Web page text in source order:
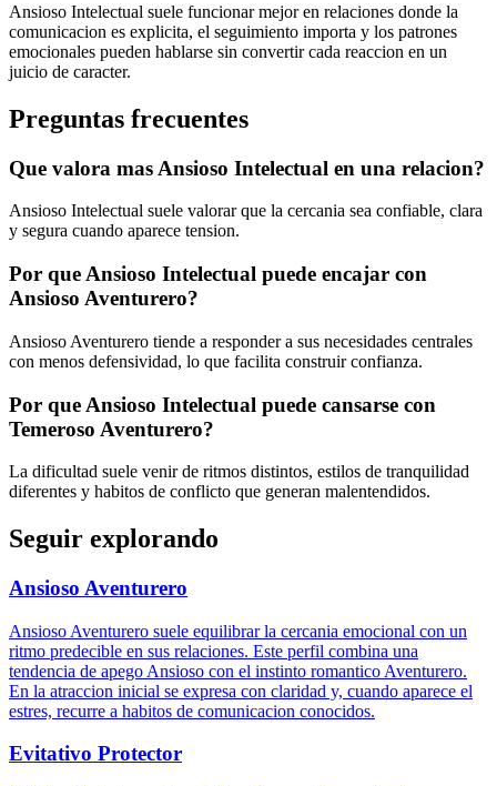
Ansioso Intelectual suele funcionar mejor en relaciones donde la
comunicacion es explicita, el seguimiento importa y los patrones
emocionales pueden hablarse sin convertir cada reaccion en un
juicio de caracter.
Preguntas frecuentes
Que valora mas Ansioso Intelectual en una relacion?
Ansioso Intelectual suele valorar que la cercania sea confiable, clara
y segura cuando aparece tension.
Por que Ansioso Intelectual puede encajar con
Ansioso Aventurero?
Ansioso Aventurero tiende a responder a sus necesidades centrales
con menos defensividad, lo que facilita construir confianza.
Por que Ansioso Intelectual puede cansarse con
Temeroso Aventurero?
La dificultad suele venir de ritmos distintos, estilos de tranquilidad
diferentes y habitos de conflicto que generan malentendidos.
Seguir explorando
Ansioso Aventurero
Ansioso Aventurero suele equilibrar la cercania emocional con un
ritmo predecible en sus relaciones. Este perfil combina una
tendencia de apego Ansioso con el instinto romantico Aventurero.
En la atraccion inicial se expresa con claridad y, cuando aparece el
estres, recurre a habitos de comunicacion conocidos.
Evitativo Protector